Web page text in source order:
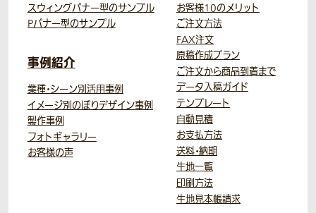
スウィングバナー型のサンプル
Pバナー型のサンプル
事例紹介
業種・シーン別活用事例
イメージ別のぼりデザイン事例
製作事例
フォトギャラリー
お客様の声
お客様10のメリット
ご注文方法
FAX注文
原稿作成プラン
ご注文から商品到着まで
データ入稿ガイド
テンプレート
自動見積
お支払方法
送料・納期
生地一覧
印刷方法
生地見本帳請求